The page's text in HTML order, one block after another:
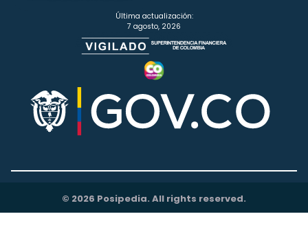
Última actualización:
7 agosto, 2026
© 2026 Posipedia. All rights reserved.